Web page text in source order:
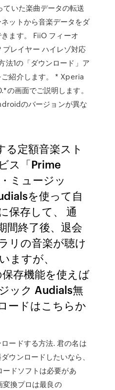
いた楽曲データの転送
ットから音楽データをダ
ます。 FiiO フィーオ
プレイヤー ハイレゾ対応
法1の「ダウンロード」ア
紹介します。 * Xperia
画面でご説明します。
のバージョンが異な
定額音楽スト
ス「Prime
ミュージッ
を使って自
保存して、 通
間終了後、退会
リの音楽が聴け
ますが、
存機能を使えば
ック Audials無
ードはこちらか
ロードする方法. 君の名は
ウンロードしたいなら、
ドソフトは必要があ
換プロは最良の